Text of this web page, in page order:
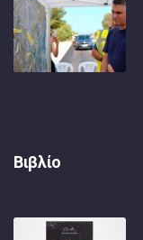
Βιβλίο